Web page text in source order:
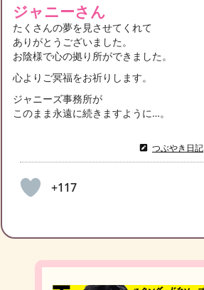
ジャニーさん
たくさんの夢を見させてくれて
ありがとうございました。
お陰様で心の拠り所ができました。
心よりご冥福をお祈りします。
ジャニーズ事務所が
このまま永遠に続きますように…。
つぶやき日記
+117